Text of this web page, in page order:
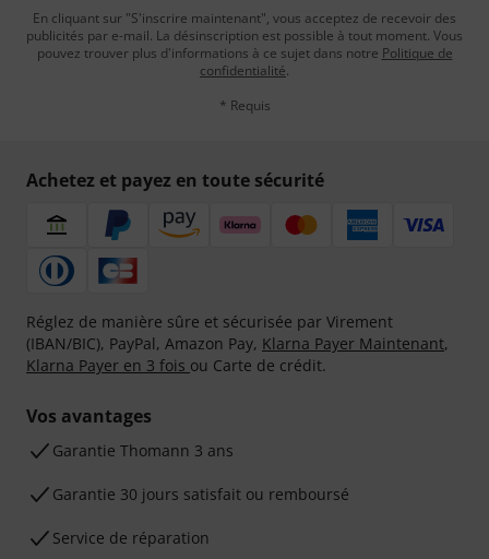
En cliquant sur "S'inscrire maintenant", vous acceptez de recevoir des
publicités par e-mail. La désinscription est possible à tout moment. Vous
pouvez trouver plus d'informations à ce sujet dans notre Politique de
confidentialité.
* Requis
Achetez et payez en toute sécurité
Réglez de manière sûre et sécurisée par Virement
(IBAN/BIC), PayPal, Amazon Pay, Klarna Payer Maintenant,
Klarna Payer en 3 fois ou Carte de crédit.
Vos avantages
Ga­ran­tie Thomann 3 ans
Garantie 30 jours satisfait ou remboursé
Service de réparation